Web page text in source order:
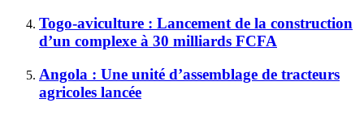
Togo-aviculture : Lancement de la construction
d’un complexe à 30 milliards FCFA
Angola : Une unité d’assemblage de tracteurs
agricoles lancée